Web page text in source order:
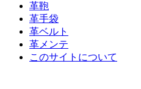
革鞄
革手袋
革ベルト
革メンテ
このサイトについて